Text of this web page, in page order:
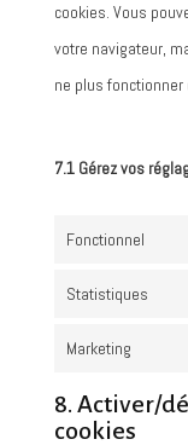
cookies. Vous
votre navigateur,
ne plus fonctionner
7.1 Gérez vos
Fonctionnel
Statistiques
Marketing
8. Activer/
cookies